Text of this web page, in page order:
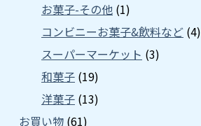
お菓子-その他 (1)
コンビニーお菓子&飲料など (4)
スーパーマーケット (3)
和菓子 (19)
洋菓子 (13)
お買い物 (61)